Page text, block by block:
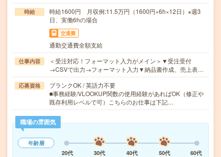
時給
時給1600円 月収例:11.5万円（1600円×6h×12日）※週3
日、実働6hの場合
交通費
通勤交通費全額支給
仕事内容
＜受注対応！フォーマット入力がメイン＞▼受注受付
→CSVで出力→フォーマット入力▼納品書作成、売上表…
応募資格
ブランクOK / 英語力不要
■事務経験/VLOOKUP関数の使用経験があればOK（修正や
既存利用レベルで可）こちらのお仕事は下記…
職場の雰囲気
年齢層
20代
30代 40代 50代
60代